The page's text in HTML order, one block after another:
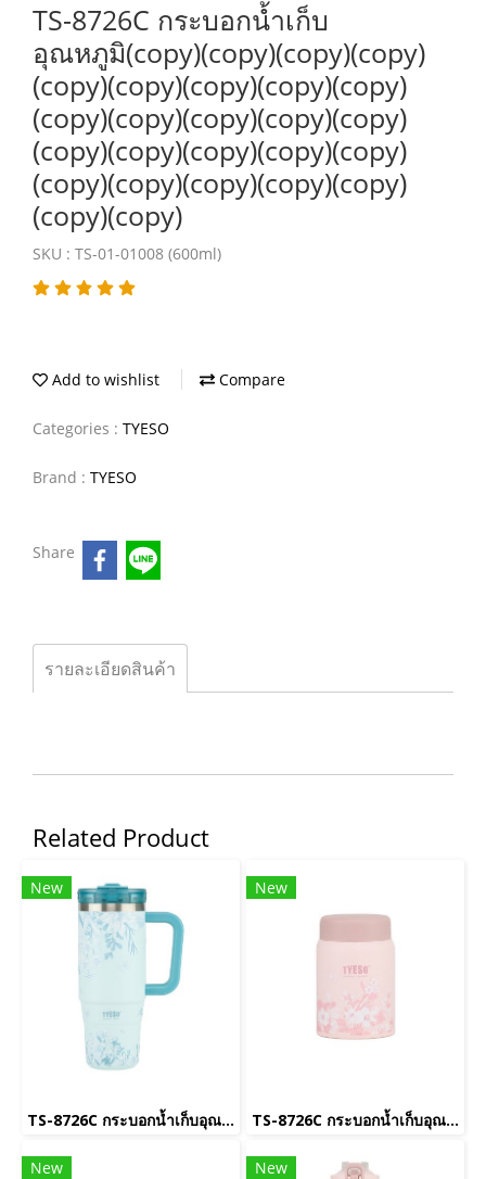
TS-8726C กระบอกน้ำเก็บ
อุณหภูมิ(copy)(copy)(copy)(copy)
(copy)(copy)(copy)(copy)(copy)
(copy)(copy)(copy)(copy)(copy)
(copy)(copy)(copy)(copy)(copy)
(copy)(copy)(copy)(copy)(copy)
(copy)(copy)
SKU : TS-01-01008 (600ml)
Add to wishlist Compare
Categories : TYESO
Brand : TYESO
Share
รายละเอียดสินค้า
Related Product
New
TS-8726C กระบอกน้ำเก็บอุณหภูมิ(copy)(copy)(copy)(copy)(copy)(copy)(copy)(copy)(copy)(copy)(copy)(copy)(copy)(copy)(copy)(copy)(copy)(copy)(copy)(copy)(copy)(copy)(copy)
New
TS-8726C กระบอกน้ำเก็บอุณหภูมิ(copy)(copy)(copy)(copy)(copy)(copy)(copy)(copy)(copy)(copy)(copy)(copy)(copy)(copy)(copy)(copy)(copy)(copy)(copy)(copy)(copy)(copy)(copy)(copy)(copy)(copy)
New New